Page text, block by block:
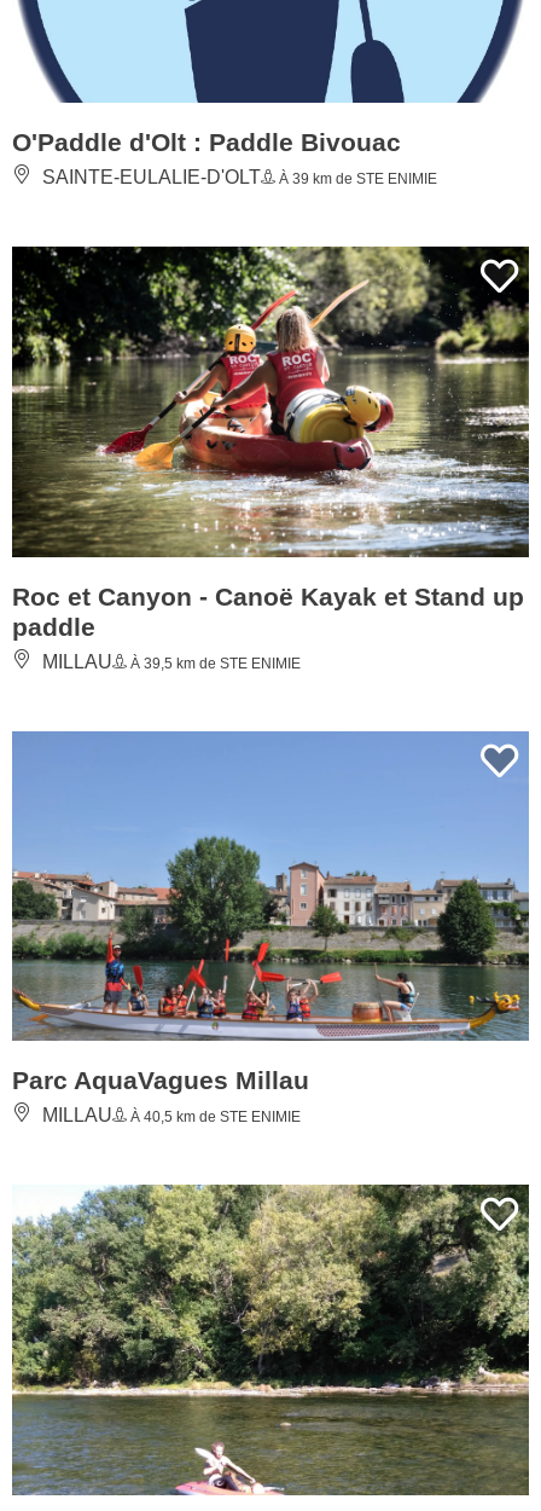
O'Paddle d'Olt : Paddle Bivouac
SAINTE-EULALIE-D'OLT À 39 km de STE ENIMIE
Roc et Canyon - Canoë Kayak et Stand up
paddle
MILLAU À 39,5 km de STE ENIMIE
Parc AquaVagues Millau
MILLAU À 40,5 km de STE ENIMIE